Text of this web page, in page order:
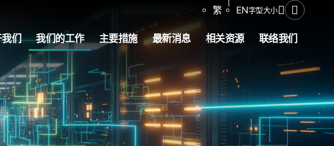
繁 EN字型大小分享打开搜寻
们 我们的工作 主要措施 最新消息 相关资源 联络我们